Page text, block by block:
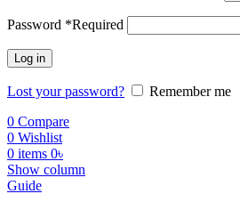
Password *Required
Log in
Lost your password?
Remember me
0 Compare
0 Wishlist
0 items 0৳
Show column
Guide